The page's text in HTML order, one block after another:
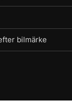
bilmärke